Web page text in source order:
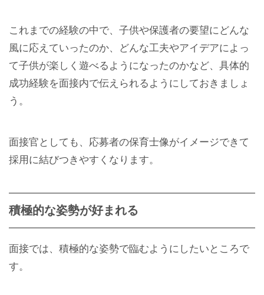
これまでの経験の中で、子供や保護者の要望にどんな
風に応えていったのか、どんな工夫やアイデアによっ
て子供が楽しく遊べるようになったのかなど、具体的
成功経験を面接内で伝えられるようにしておきましょ
う。
面接官としても、応募者の保育士像がイメージできて
採用に結びつきやすくなります。
積極的な姿勢が好まれる
面接では、積極的な姿勢で臨むようにしたいところで
す。